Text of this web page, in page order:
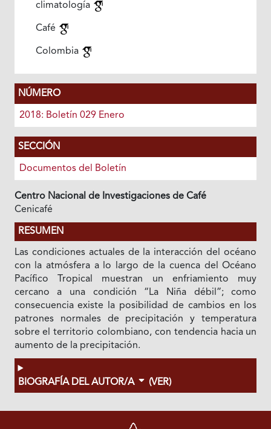
climatología
Café
Colombia
NÚMERO
2018: Boletín 029 Enero
SECCIÓN
Documentos del Boletín
Centro Nacional de Investigaciones de Café
Cenicafé
RESUMEN
Las condiciones actuales de la interacción del océano
con la atmósfera a lo largo de la cuenca del Océano
Pacífico Tropical muestran un enfriamiento muy
cercano a una condición “La Niña débil”; como
consecuencia existe la posibilidad de cambios en los
patrones normales de precipitación y temperatura
sobre el territorio colombiano, con tendencia hacia un
aumento de la precipitación.
BIOGRAFÍA DEL AUTOR/A (VER)